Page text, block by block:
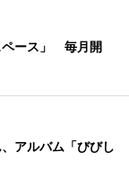
ペース」 毎月開
アルバム「びびし